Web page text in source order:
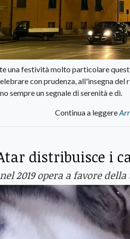
una festività molto particolare
con prudenza, all'insegna
sempre un segnale di serenità e di.
Continua a leggere
distribuisce i
2019 opera a favore